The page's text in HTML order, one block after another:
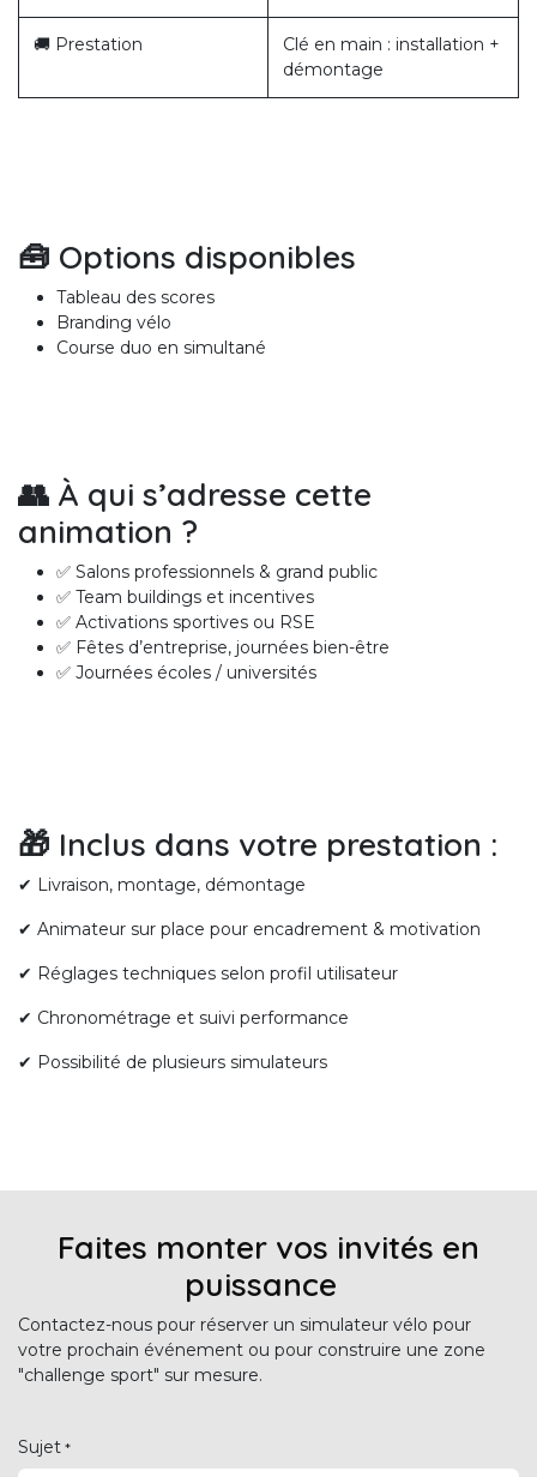
🚚 Prestation
Clé en main : installation +
démontage
🧰 Options disponibles
Tableau des scores
Branding vélo
Course duo en simultané
👥 À qui s’adresse cette
animation ?
✅ Salons professionnels & grand public
✅ Team buildings et incentives
✅ Activations sportives ou RSE
✅ Fêtes d’entreprise, journées bien-être
✅ Journées écoles / universités
🎁 Inclus dans votre prestation :
✔ Livraison, montage, démontage
✔ Animateur sur place pour encadrement & motivation
✔ Réglages techniques selon profil utilisateur
✔ Chronométrage et suivi performance
✔ Possibilité de plusieurs simulateurs
Faites monter vos invités en
puissance
Contactez-nous pour réserver un simulateur vélo pour
votre prochain événement ou pour construire une zone
"challenge sport" sur mesure.
Sujet *